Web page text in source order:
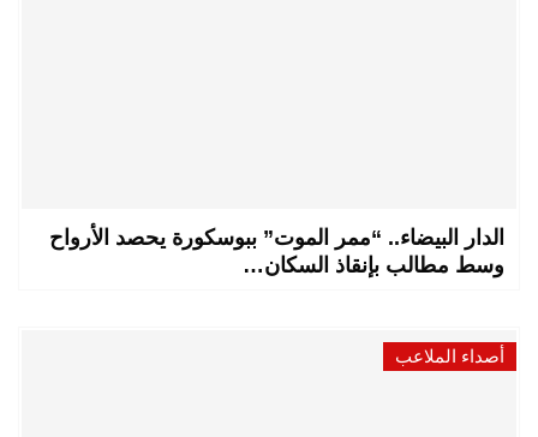
الدار البيضاء.. “ممر الموت” ببوسكورة يحصد الأرواح
وسط مطالب بإنقاذ السكان…
أصداء الملاعب